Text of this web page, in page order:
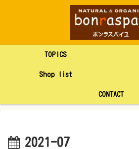
TOPICS
Shop list
CONTACT
2021-07